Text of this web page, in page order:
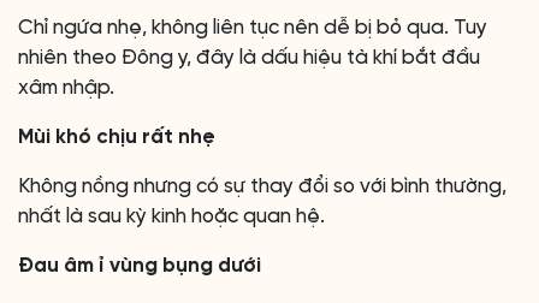
Chỉ ngứa nhẹ, không liên tục nên dễ bị bỏ qua. Tuy
nhiên theo Đông y, đây là dấu hiệu tà khí bắt đầu
xâm nhập.
Mùi khó chịu rất nhẹ
Không nồng nhưng có sự thay đổi so với bình thường,
nhất là sau kỳ kinh hoặc quan hệ.
Đau âm ỉ vùng bụng dưới